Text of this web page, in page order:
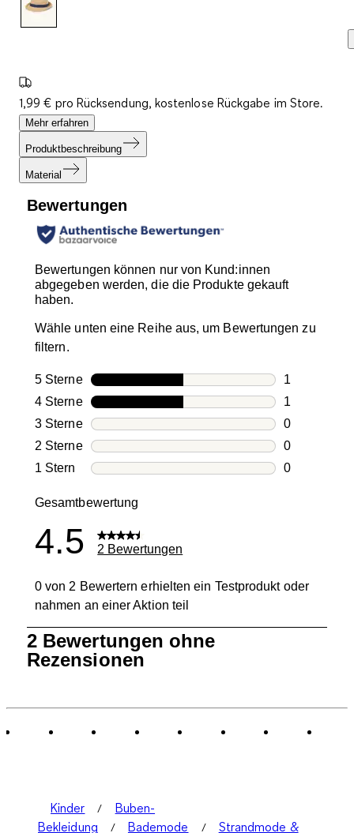
1,99 € pro Rücksendung, kostenlose Rückgabe im Store.
Mehr erfahren
Produktbeschreibung
Material
Bewertungen
Bewertungen können nur von Kund:innen
abgegeben werden, die die Produkte gekauft
haben.
Wähle unten eine Reihe aus, um Bewertungen zu
filtern.
5 SterneSterne
1
1
4 SterneSterne
1
1
3 SterneSterne
0
0
2 SterneSterne
0
0
1 Stern Sterne
0
Gesamtbewertung
4.5 2 Bewertungen
0 von 2 Bewertern erhielten ein Testprodukt oder
nahmen an einer Aktion teil
bis
2
Bewertungen.
2 Bewertungen ohne
Rezensionen
Kinder
Buben-
Bekleidung
Bademode Strandmode &